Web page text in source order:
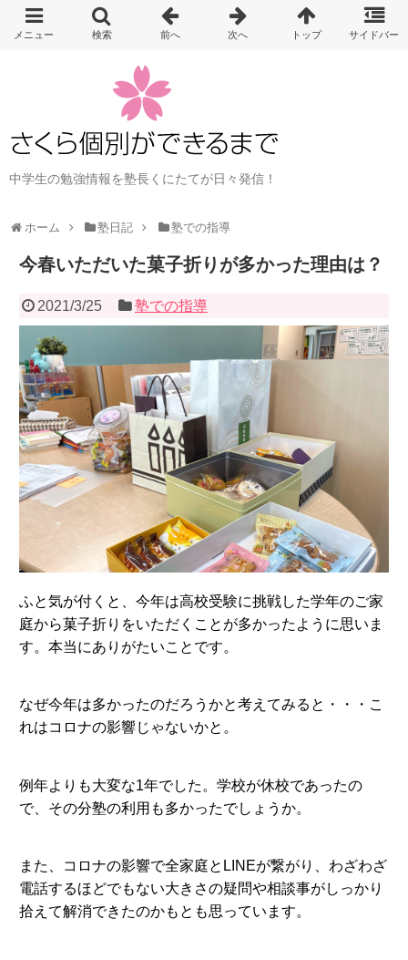
中学生の勉強情報を塾長くにたてが日々発信！
ホーム 塾日記 塾での指導
今春いただいた菓子折りが多かった理由は？
2021/3/25 塾での指導
ふと気が付くと、今年は高校受験に挑戦した学年のご家
庭から菓子折りをいただくことが多かったように思いま
す。本当にありがたいことです。
なぜ今年は多かったのだろうかと考えてみると・・・こ
れはコロナの影響じゃないかと。
例年よりも大変な1年でした。学校が休校であったの
で、その分塾の利用も多かったでしょうか。
また、コロナの影響で全家庭とLINEが繋がり、わざわざ
電話するほどでもない大きさの疑問や相談事がしっかり
拾えて解消できたのかもとも思っています。